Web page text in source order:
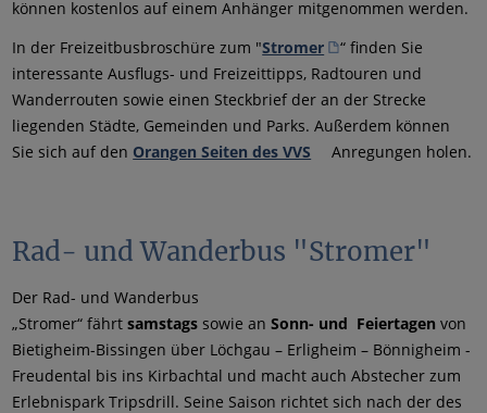
können kostenlos auf einem Anhänger mitgenommen werden.
In der Freizeitbusbroschüre zum "Stromer
“ finden Sie
interessante Ausflugs- und Freizeittipps, Radtouren und
Wanderrouten sowie einen Steckbrief der an der Strecke
liegenden Städte, Gemeinden und Parks. Außerdem können
Sie sich auf den Orangen Seiten des VVS Anregungen holen.
Rad- und Wanderbus "Stromer"
Der Rad- und Wanderbus
„Stromer“ fährtsamstags sowie anSonn- und Feiertagen von
Bietigheim-Bissingen über Löchgau – Erligheim – Bönnigheim -
Freudental bis ins Kirbachtal und macht auch Abstecher zum
Erlebnispark Tripsdrill. Seine Saison richtet sich nach der des